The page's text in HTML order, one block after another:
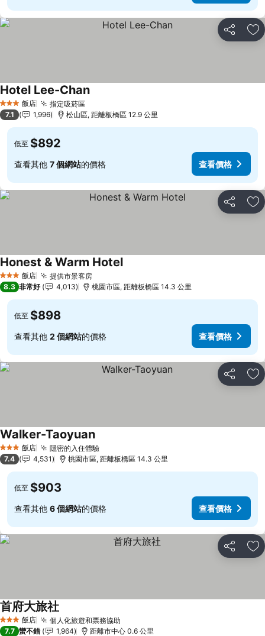
分享 加
3 星級 飯店 指定吸菸區
Hotel Lee-Chan
7.1 1,996 松山區, 距離板橋區 12.9 公里
低至 $892
查看其他 7 個網站的價格 查看價格
分享 加
3 星級 飯店 提供市景客房
Honest & Warm Hotel
8.3 非常好 4,013 桃園市區, 距離板橋區 14.3 公里
低至 $898
查看其他 2 個網站的價格 查看價格
分享 加
3 星級 飯店 隱密的入住體驗
Walker-Taoyuan
7.4 4,531 桃園市區, 距離板橋區 14.3 公里
低至 $903
查看其他 6 個網站的價格 查看價格
分享 加
3 星級 飯店 個人化旅遊和票務協助
首府大旅社
7.7 蠻不錯 1,964 距離市中心 0.6 公里